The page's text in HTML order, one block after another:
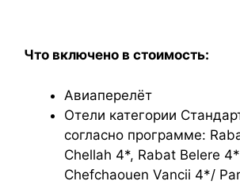
Что включено в стоимость:
Авиаперелёт
Отели категории
согласно программе:
Chellah 4*, Rabat Belere
Chefchaouen Vancii 4*/